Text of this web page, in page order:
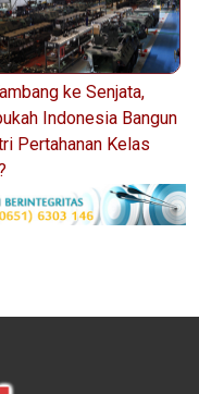
ke Senjata,
Indonesia Bangun
Pertahanan Kelas